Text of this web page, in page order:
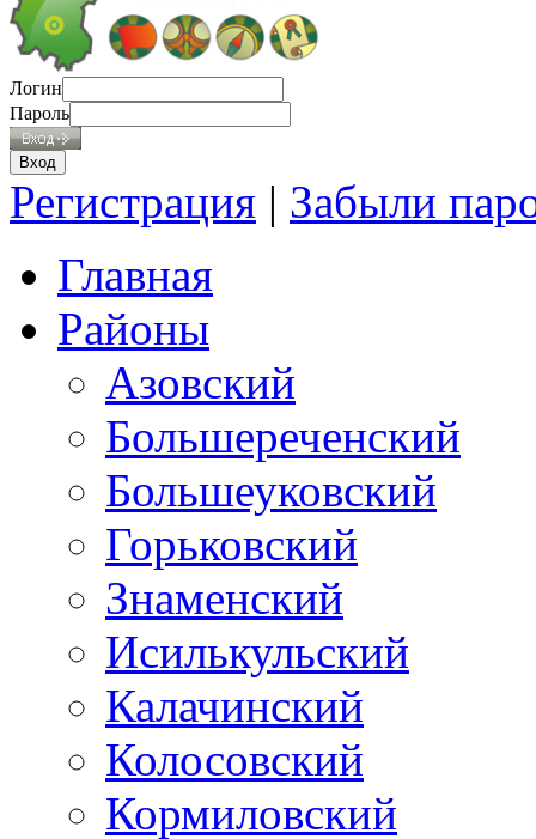
Логин
Пароль
Регистрация | Забыли
Главная
Районы
Азовский
Большереченский
Большеуковский
Горьковский
Знаменский
Исилькульский
Калачинский
Колосовский
Кормиловский